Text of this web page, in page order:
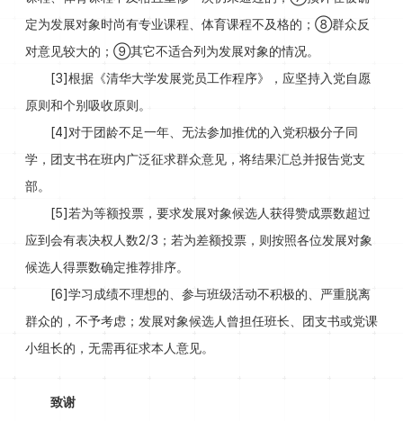
定为发展对象时尚有专业课程、体育课程不及格的；⑧群众反
对意见较大的；⑨其它不适合列为发展对象的情况。
[3]根据《清华大学发展党员工作程序》，应坚持入党自愿
原则和个别吸收原则。
[4]对于团龄不足一年、无法参加推优的入党积极分子同
学，团支书在班内广泛征求群众意见，将结果汇总并报告党支
部。
[5]若为等额投票，要求发展对象候选人获得赞成票数超过
应到会有表决权人数2/3；若为差额投票，则按照各位发展对象
候选人得票数确定推荐排序。
[6]学习成绩不理想的、参与班级活动不积极的、严重脱离
群众的，不予考虑；发展对象候选人曾担任班长、团支书或党课
小组长的，无需再征求本人意见。
致谢